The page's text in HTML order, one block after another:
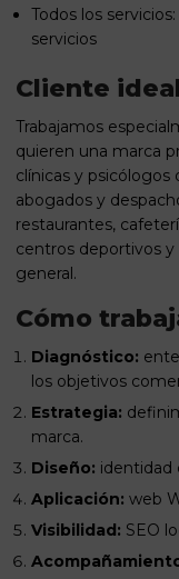
Todos los servicios:
servicios
Cliente ideal
Trabajamos
quieren una marca
clínicas y
abogados y
restaurantes,
centros deportivos y
general.
Cómo
Diagnóstico:
los objetivos
Estrategia:
marca.
Diseño: identidad
Aplicación: web
Visibilidad: SEO